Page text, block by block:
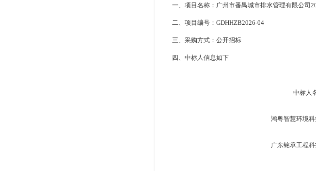
一、项目名称： 广州市番禺城市排水管理有限公司
二、项目编号： GDHHZB2026-04
三、采购方式：公开招标
四、中标人信息如下
中标人
鸿粤智慧环境科
广东铭承工程